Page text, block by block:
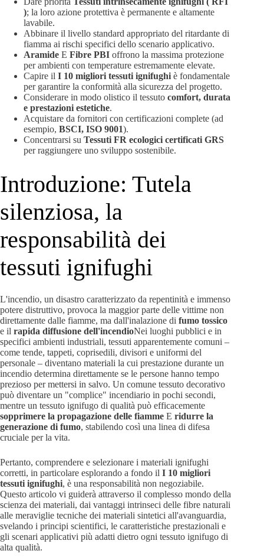
); la loro azione protettiva è permanente e altamente
lavabile.
Abbinare il livello standard appropriato del ritardante di
fiamma ai rischi specifici dello scenario applicativo.
Aramide E Fibre PBI offrono la massima protezione
per ambienti con temperature estremamente elevate.
Capire il I 10 migliori tessuti ignifughi è fondamentale
per garantire la conformità alla sicurezza del progetto.
Considerare in modo olistico il tessuto comfort, durata
e prestazioni estetiche.
Acquistare da fornitori con certificazioni complete (ad
esempio, BSCI, ISO 9001).
Concentrarsi su Tessuti FR ecologici certificati GRS
per raggiungere uno sviluppo sostenibile.
Introduzione: Tutela
silenziosa, la
responsabilità dei
tessuti ignifughi
L'incendio, un disastro caratterizzato da repentinità e immenso
potere distruttivo, provoca la maggior parte delle vittime non
direttamente dalle fiamme, ma dall'inalazione di fumo tossico
e il rapida diffusione dell'incendioNei luoghi pubblici e in
specifici ambienti industriali, tessuti apparentemente comuni –
come tende, tappeti, coprisedili, divisori e uniformi del
personale – diventano materiali la cui prestazione durante un
incendio determina direttamente se le persone hanno tempo
prezioso per mettersi in salvo. Un comune tessuto decorativo
può diventare un "complice" incendiario in pochi secondi,
mentre un tessuto ignifugo di qualità può efficacemente
sopprimere la propagazione delle fiamme E ridurre la
generazione di fumo, stabilendo così una linea di difesa
cruciale per la vita.
Pertanto, comprendere e selezionare i materiali ignifughi
corretti, in particolare esplorando a fondo il I 10 migliori
tessuti ignifughi, è una responsabilità non negoziabile.
Questo articolo vi guiderà attraverso il complesso mondo della
scienza dei materiali, dai vantaggi intrinseci delle fibre naturali
alle meraviglie tecniche dei materiali sintetici all'avanguardia,
svelando i principi scientifici, le caratteristiche prestazionali e
gli scenari applicativi più adatti dietro ogni tessuto ignifugo di
alta qualità.